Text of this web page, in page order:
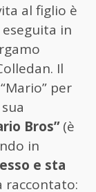
al figlio è
in
Il
per
Bros”(è
in
e sta
raccontato: